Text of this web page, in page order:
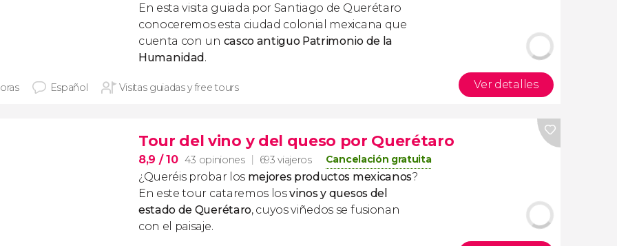
En esta visita guiada por Santiago de Querétaro
conoceremos esta ciudad colonial mexicana que
cuenta con un casco antiguo Patrimonio de la
Humanidad.
Español Visitas guiadas y free tours Ver detalles
Tour del vino y del queso por Querétaro
8,9 / 10 43 opiniones 693 viajeros Cancelación gratuita
¿Queréis probar los mejores productos mexicanos?
En este tour cataremos losvinos y quesos del
estado de Querétaro, cuyos viñedos se fusionan
con el paisaje.